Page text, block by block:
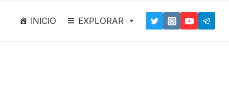
INICIO EXPLORAR